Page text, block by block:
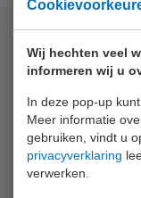
Wij hechten veel
informeren wij u
In deze pop-up
Meer informatie
gebruiken, vindt u
privacyverklaring
verwerken.